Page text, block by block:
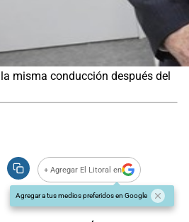
misma conducción después del
+ Agregar El Litoral en
Agregar a tus medios preferidos en Google